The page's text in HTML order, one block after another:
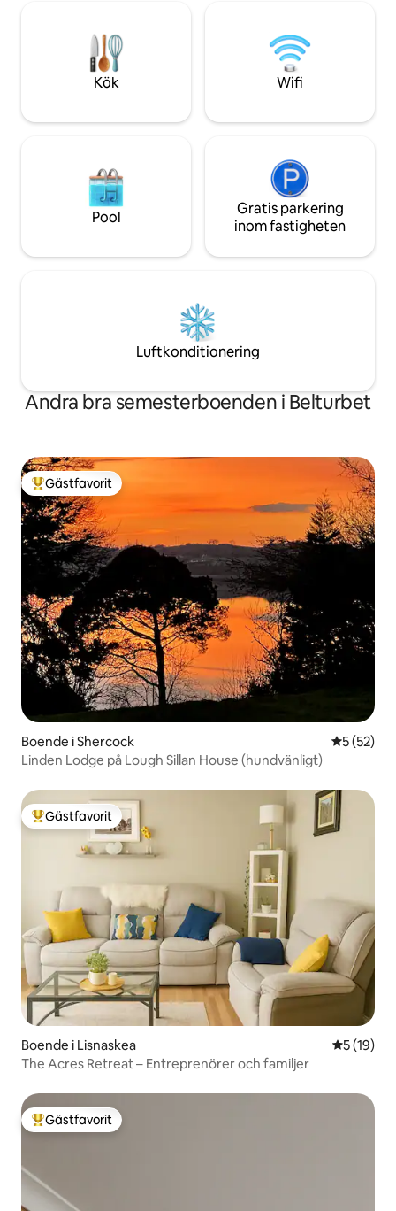
Mountain Walk är 20 minuter bort, lugnt
naturskönt landsbygdsområde men
ändå nära för butiker etc. 5-stjärnig
kvalitet. Landsbygdsmiljö bil nödvändig.
fastighet är fullt
bekvämt hem
närheten av byn
Kök Wifi
Pool
Gratis parkering
inom fastigheten
Luftkonditionering
Andra bra semesterboenden i Belturbet
Populär gästfavorit
Gästfavorit
Boende i Shercock 5 av 5 i
5 (52)
Linden Lodge på Lough Sillan House (hundvänligt)
Populär gästfavorit
Gästfavorit
Boende i Lisnaskea 5 av 5 i
5 (19)
The Acres Retreat – Entreprenörer och familjer
Populär gästfavorit
Gästfavorit